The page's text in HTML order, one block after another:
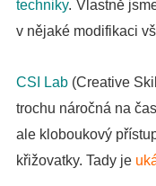
techniky. Vlastně
v nějaké modifikaci
CSI Lab (Creative
trochu náročná na
ale kloboukový
křižovatky. Tady je